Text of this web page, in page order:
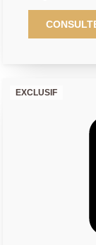
carrez. Très lumineux et idéalement situé, II est distribué
en un espace
espace nuit
complète les
Nous
informations
sont
EXCLUSIF